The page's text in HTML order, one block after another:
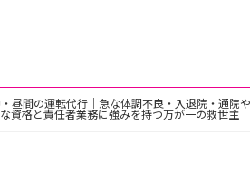
昼間の運転代行｜急な体調不良・入退院・通院
資格と責任者業務に強みを持つ万が一の救世主